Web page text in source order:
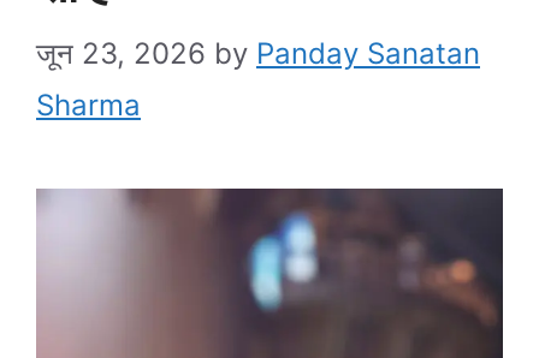
जून 23, 2026 by Panday Sanatan
Sharma